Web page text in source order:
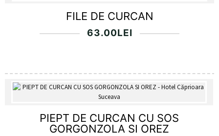
FILE DE CURCAN
63.00LEI
PIEPT DE CURCAN CU SOS
GORGONZOLA SI OREZ